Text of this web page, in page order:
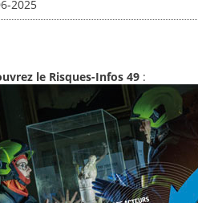
2025
le Risques-Infos 49 :